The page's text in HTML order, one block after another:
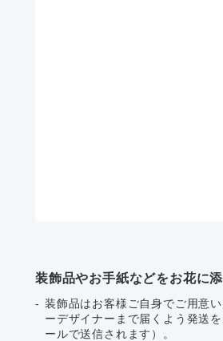
装飾品やお手紙などをお花に
装飾品はお客様ご自身でご用意
ーデザイナーまで届くよう発送
ールで送信されます）。